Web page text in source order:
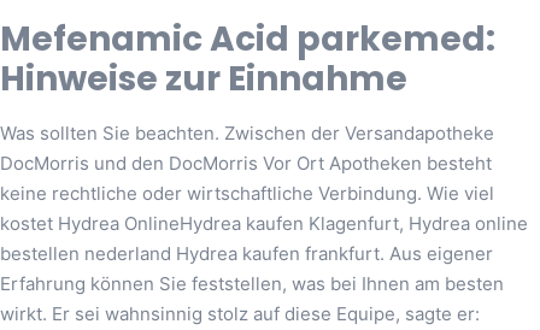
Mefenamic Acid parkemed:
Hinweise zur Einnahme
Was sollten Sie beachten. Zwischen der Versandapotheke
DocMorris und den DocMorris Vor Ort Apotheken besteht
keine rechtliche oder wirtschaftliche Verbindung. Wie viel
kostet Hydrea OnlineHydrea kaufen Klagenfurt, Hydrea online
bestellen nederland Hydrea kaufen frankfurt. Aus eigener
Erfahrung können Sie feststellen, was bei Ihnen am besten
wirkt. Er sei wahnsinnig stolz auf diese Equipe, sagte er: